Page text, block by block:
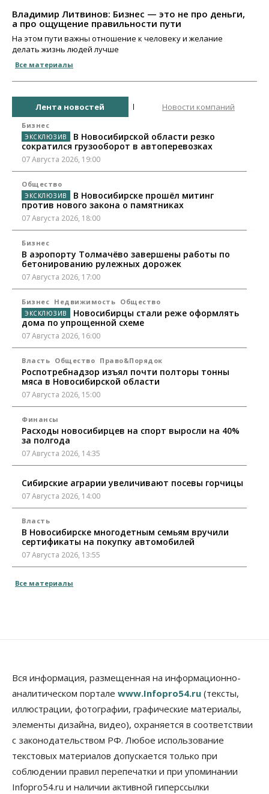
Владимир Литвинов: Бизнес — это не про деньги,
а про ощущение правильности пути
На этом пути важны отношение к человеку и желание
делать жизнь людей лучше
Все материалы
Лента новостей Новости компаний
Бизнес
В Новосибирской области резко
сократился грузооборот в автоперевозках
07 Августа 2026, 19:00
Общество
В Новосибирске прошёл митинг
против нового закона о памятниках
07 Августа 2026, 18:00
Бизнес
В аэропорту Толмачёво завершены работы по
бетонированию рулежных дорожек
07 Августа 2026, 17:00
Бизнес Недвижимость Общество
Новосибирцы стали реже оформлять
дома по упрощенной схеме
07 Августа 2026, 16:00
Власть Общество Право&Порядок
Роспотребнадзор изъял почти полторы тонны
мяса в Новосибирской области
07 Августа 2026, 15:00
Финансы
Расходы новосибирцев на спорт выросли на 40%
за полгода
07 Августа 2026, 14:35
Сибирские аграрии увеличивают посевы горчицы
07 Августа 2026, 14:00
Власть
В Новосибирске многодетным семьям вручили
сертификаты на покупку автомобилей
07 Августа 2026, 13:55
Треть автовладельцев в Новосибирской области
07 Августа 2026, 12:35
Общество
Синоптики рассказали о погоде в Новосибирске
на выходных
07 Августа 2026, 12:00
Жители Новосибирска смогут добровольно
повысить свою пенсию
Все материалы
Вся информация, размещенная на информационно-
аналитическом портале www.Infopro54.ru (тексты,
иллюстрации, фотографии, графические материалы,
элементы дизайна, видео), охраняется в соответствии
с законодательством РФ. Любое использование
текстовых материалов допускается только при
соблюдении правил перепечатки и при упоминании
Infopro54.ru и наличии активной гиперссылки